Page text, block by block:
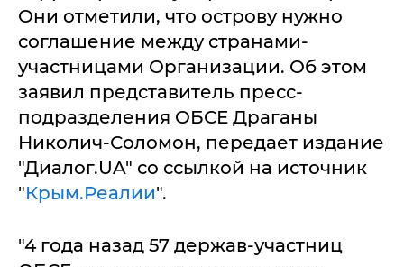
Они отметили, что острову нужно
соглашение между странами-
участницами Организации. Об этом
заявил представитель пресс-
подразделения ОБСЕ Драганы
Николич-Соломон, передает издание
"Диалог.UA" со ссылкой на источник
"Крым.Реалии".
"4 года назад 57 держав-участниц